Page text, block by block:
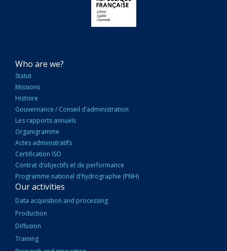
NAVIGATION
PRINCIPALE
Who are we?
Statut
Missions
Histoire
Gouvernance / Conseil d’administration
Les rapports annuels
Organigramme
Actes administratifs
Certification ISO
Contrat d’objectifs et de performance
Programme national d'hydrographie (PNH)
Our activities
Data acquisition and processing
Production
Diffusion
Training